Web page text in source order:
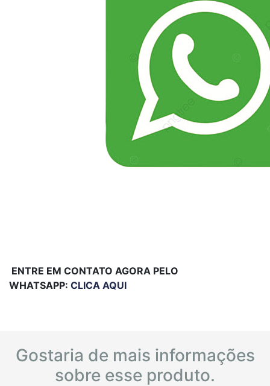
ENTRE EM CONTATO AGORA PELO
WHATSAPP: CLICA AQUI
Gostaria de mais informações
sobre esse produto.